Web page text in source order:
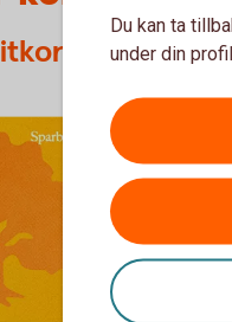
Du kan ta
under din